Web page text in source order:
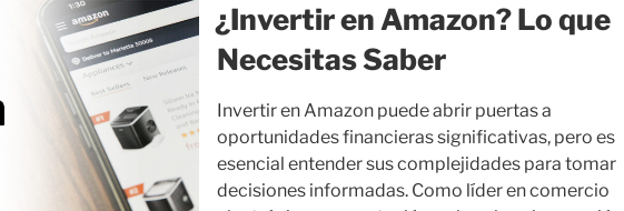
¿Invertir en Amazon? Lo que
Necesitas Saber
Invertir en Amazon puede abrir puertas a
oportunidades financieras significativas, pero es
esencial entender sus complejidades para tomar
decisiones informadas. Como líder en comercio